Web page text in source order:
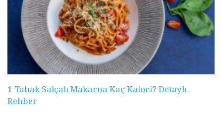
1 Tabak Salçalı Makarna Kaç Kalori? Detaylı
Rehber